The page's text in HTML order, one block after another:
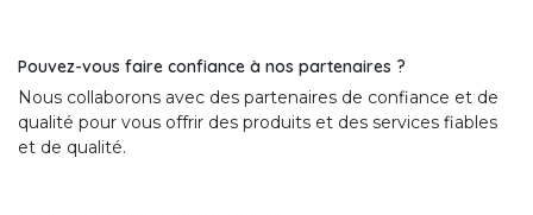
Pouvez-vous faire confiance à nos partenaires ?
Nous collaborons avec des partenaires de confiance et de
qualité pour vous offrir des produits et des services fiables
et de qualité.